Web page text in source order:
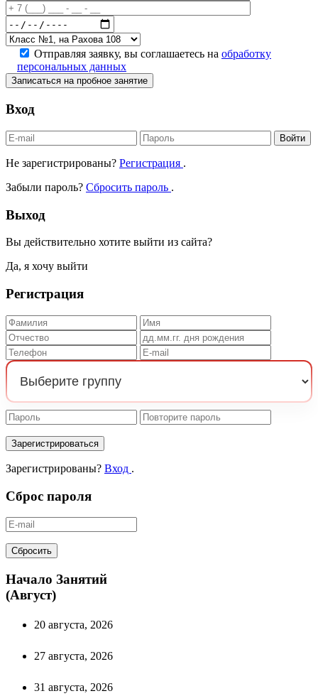
Отправляя заявку, вы соглашаетесь на обработку
персональных данных
Записаться на пробное занятие
Вход
Войти
Не зарегистрированы? Регистрация .
Забыли пароль? Сбросить пароль .
Выход
Вы действительно хотите выйти из сайта?
Да, я хочу выйти
Регистрация
Зарегистрироваться
Зарегистрированы? Вход .
Сброс пароля
Сбросить
Начало Занятий
(Август)
20 августа, 2026
27 августа, 2026
31 августа, 2026